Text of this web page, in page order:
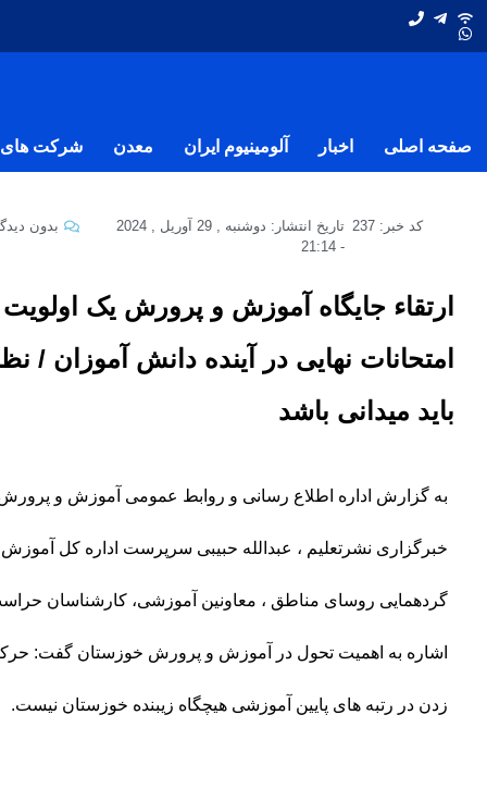
صفحه اصلی
اخبار آلومینیوم ایران معدن شرکت های
کد خبر: 237 تاریخ انتشار: دوشنبه , 29 آوریل , 2024
-
21:14
بدون
ارتقاء جایگاه آموزش و پرورش یک
امتحانات نهایی در آینده دانش آموزان
باید میدانی باشد
به گزارش اداره اطلاع رسانی و روابط عمومی آموزش و پرورش
خبرگزاری نشرتعلیم ، عبدالله حبیبی سرپرست اداره کل
گردهمایی روسای مناطق ، معاونین آموزشی، کارشناسان
اشاره به اهمیت تحول در آموزش و پرورش خوزستان گفت: حرکت
زدن در رتبه های پایین آموزشی هیچگاه زیبنده خوزستان نیست.